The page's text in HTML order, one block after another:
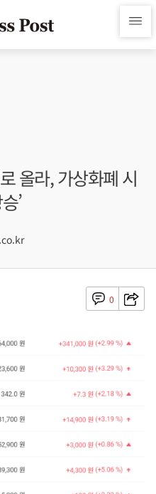
올라, 가상화폐 시
’
0